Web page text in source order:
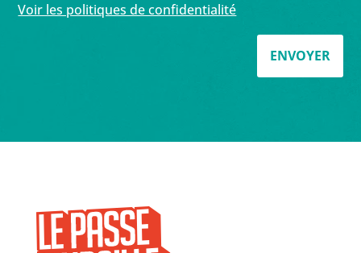
Voir les politiques de confidentialité
ENVOYER